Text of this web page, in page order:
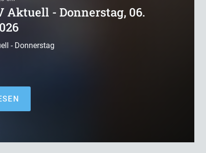
Aktuell - Donnerstag, 06.
- Donnerstag